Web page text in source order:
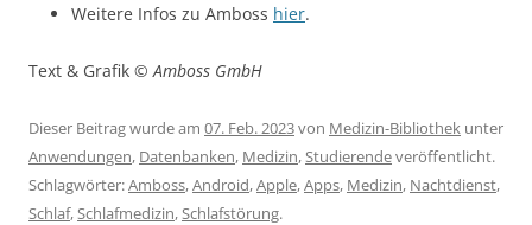
Weitere Infos zu Amboss hier.
Text & Grafik ©Amboss GmbH
Dieser Beitrag wurde am 07. Feb. 2023von Medizin-Bibliothek unter
Anwendungen, Datenbanken, Medizin,Studierendeveröffentlicht.
Schlagwörter:Amboss,Android,Apple,Apps, Medizin, Nachtdienst,
Schlaf,Schlafmedizin,Schlafstörung.